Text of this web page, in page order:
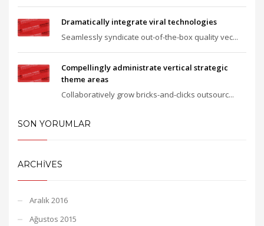
Dramatically integrate viral technologies
Seamlessly syndicate out-of-the-box quality vec...
Compellingly administrate vertical strategic
theme areas
Collaboratively grow bricks-and-clicks outsourc...
SON YORUMLAR
ARCHIVES
Aralık 2016
Ağustos 2015